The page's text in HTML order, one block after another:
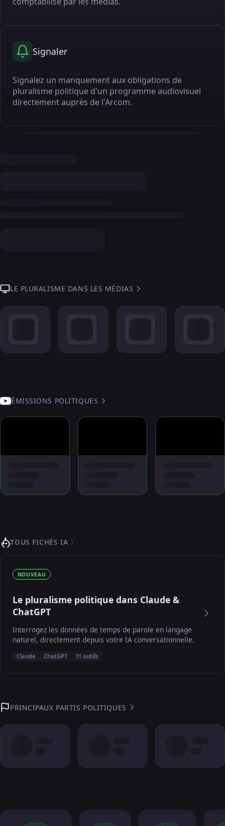
Signaler
Signalez un manquement aux obligations de
pluralisme politique d'un programme audiovisuel
directement auprès de l'Arcom.
LE PLURALISME DANS LES MÉDIAS
ÉMISSIONS POLITIQUES
TOUS FICHÉS IA
NOUVEAU
Le pluralisme politique dans Claude &
ChatGPT
Interrogez les données de temps de parole en langage
naturel, directement depuis votre IA conversationnelle.
Claude ChatGPT 11 outils
PRINCIPAUX PARTIS POLITIQUES